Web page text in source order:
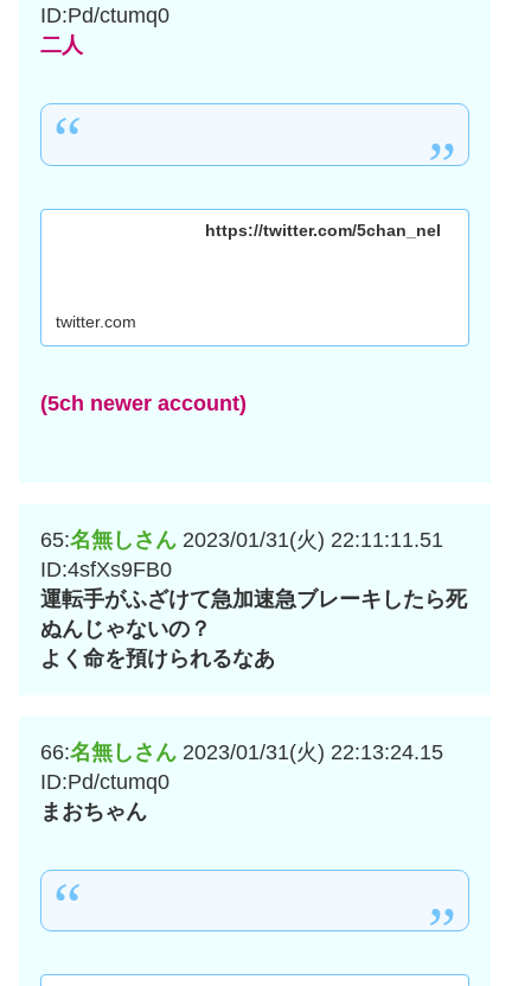
ID:Pd/ctumq0
二人
https://twitter.com/5chan_nel
twitter.com
(5ch newer account)
65:名無しさん 2023/01/31(火) 22:11:11.51
ID:4sfXs9FB0
運転手がふざけて急加速急ブレーキしたら死
ぬんじゃないの？
よく命を預けられるなあ
66:名無しさん 2023/01/31(火) 22:13:24.15
ID:Pd/ctumq0
まおちゃん